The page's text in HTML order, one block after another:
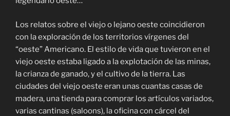
Los relatos sobre el viejo o lejano oeste coincidieron
con la exploración de los territorios vírgenes del
“oeste” Americano. El estilo de vida que tuvieron en el
viejo oeste estaba ligado a la explotación de las minas,
la crianza de ganado, y el cultivo de la tierra. Las
ciudades del viejo oeste eran unas cuantas casas de
madera, una tienda para comprar los artículos variados,
varias cantinas (saloons), la oficina con cárcel del